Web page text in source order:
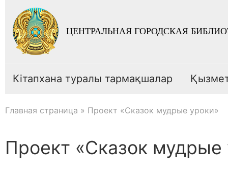
ЦЕНТРАЛЬНАЯ ГОРОДСКАЯ
Кітапхана туралы тармақшалар
Главная страница » Проект «Сказок мудрые уроки»
Проект «Сказок мудрые